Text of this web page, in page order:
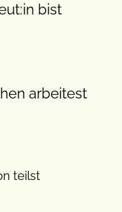
bist
arbeitest
teilst